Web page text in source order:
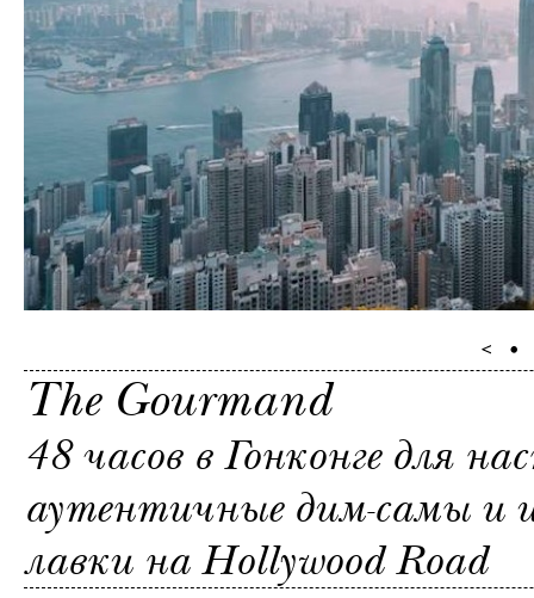
The Gourmand
48 часов в Гонконге для
аутентичные дим-самы и
лавки на Hollywood Road